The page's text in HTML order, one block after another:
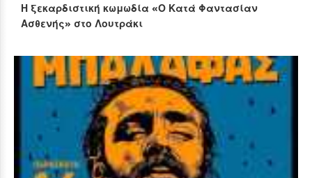
Η ξεκαρδιστική κωμωδία «Ο Κατά Φαντασίαν
Ασθενής» στο Λουτράκι